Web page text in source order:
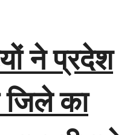
ने प्रदेश
जिले का